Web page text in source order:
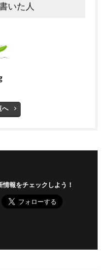
いた人
へ
情報をチェックしよう！